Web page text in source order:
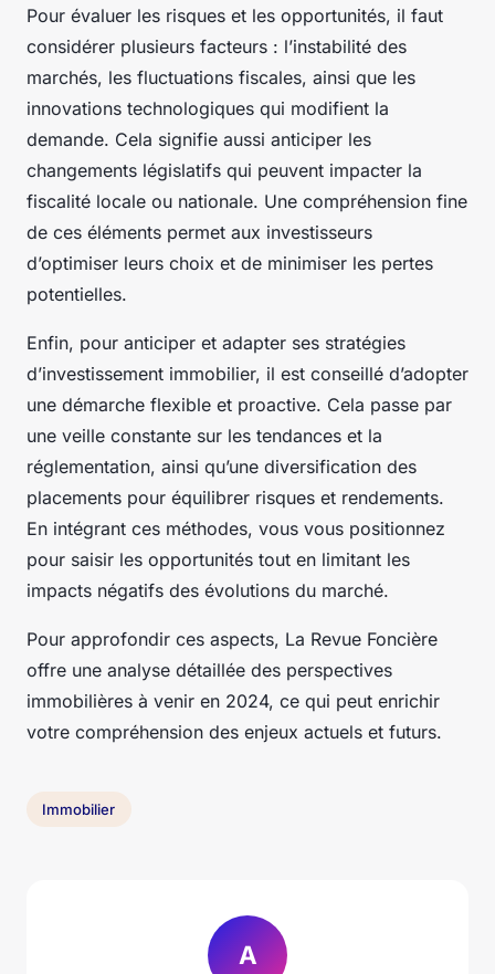
Pour évaluer les risques et les opportunités, il faut
considérer plusieurs facteurs : l’instabilité des
marchés, les fluctuations fiscales, ainsi que les
innovations technologiques qui modifient la
demande. Cela signifie aussi anticiper les
changements législatifs qui peuvent impacter la
fiscalité locale ou nationale. Une compréhension fine
de ces éléments permet aux investisseurs
d’optimiser leurs choix et de minimiser les pertes
potentielles.
Enfin, pour anticiper et adapter ses stratégies
d’investissement immobilier, il est conseillé d’adopter
une démarche flexible et proactive. Cela passe par
une veille constante sur les tendances et la
réglementation, ainsi qu’une diversification des
placements pour équilibrer risques et rendements.
En intégrant ces méthodes, vous vous positionnez
pour saisir les opportunités tout en limitant les
impacts négatifs des évolutions du marché.
Pour approfondir ces aspects, La Revue Foncière
offre une analyse détaillée des perspectives
immobilières à venir en 2024, ce qui peut enrichir
votre compréhension des enjeux actuels et futurs.
Immobilier
A